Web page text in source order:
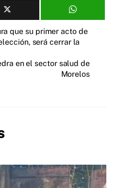
que su primer acto de
será cerrar la
en el sector salud de
Morelos